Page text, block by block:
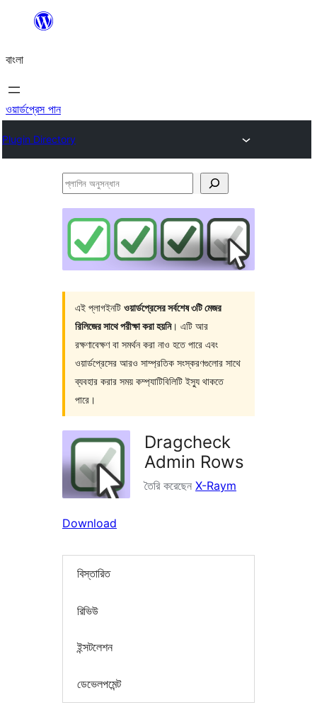
যান
বাংলা
ওয়ার্ডপ্রেস পান
Plugin Directory
প্লাগিন
এই প্লাগইনটি ওয়ার্ডপ্রেসের সর্বশেষ ৩টি মেজর
রিলিজের সাথে পরীক্ষা করা হয়নি। এটি আর
রক্ষণাবেক্ষণ বা সমর্থন করা নাও হতে পারে এবং
ওয়ার্ডপ্রেসের আরও সাম্প্রতিক সংস্করণগুলোর সাথে
ব্যবহার করার সময় কম্প্যাটিবিলিটি ইস্যু থাকতে
পারে।
Dragcheck
Admin Rows
তৈরি করেছেন X-Raym
Download
বিস্তারিত
রিভিউ
ইন্সটলেশন
ডেভেলপমেন্ট